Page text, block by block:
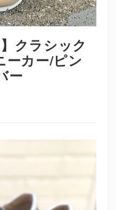
クラシック
ーカー/ピン
ー